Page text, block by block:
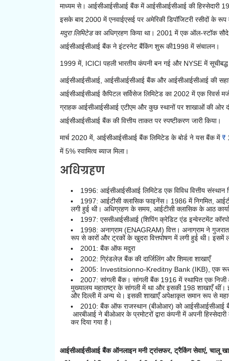
माध्यम से। आईसीआईसीआई बैंक में आईसीआईसीआई की हिस्सेदारी
इसके बाद 2000 मेंएनवाईएसईपरअमेरिकी डिपॉजिटरी रसीदों के
मदुरालिमिटेडका अधिग्रहण किया था। 2001 में एक ऑल-स्टॉक सौदे
आईसीआईसीआई बैंक ने इंटरनेट बैंकिंग शुरू की1998 में संचालन।
1999 में, ICICI पहली भारतीय कंपनी बन गई और NYSE में सूचीबद्ध
आईसीआईसीआई, आईसीआईसीआई बैंक और आईसीआईसीआई की
आईसीआईसीआई कैपिटल सर्विसेज लिमिटेड का 2002 में एकरिवर्स
ग्राहकआईसीआईसीआई एटीएम और कुछ स्थानों पर शाखाओं कीओर
आईसीआईसीआई बैंक की वित्तीय ताकत पर स्पष्टीकरण जारी किया।
मार्च 2020 में, आईसीआईसीआई बैंक लिमिटेड के बोर्ड ने यस बैंक में₹
में 5% स्वामित्व ब्याज मिला।
अधिग्रहण
1996: आईसीआईसीआई लिमिटेड एक विविध वित्तीय
1997: आईटीसी क्लासिक फाइनेंस। 1986 में निगमित,
लगी हुई थी। अधिग्रहण के समय, आईटीसी क्लासिक के आठ
1997: एससीआईसीआई (शिपिंग क्रेडिट एंड इन्वेस्टमेंट
1998: अनाग्राम (ENAGRAM) वित्त। अनाग्राम ने
रूप से कारों और ट्रकों के खुदरा वित्तपोषण में लगी हुई थी। इसमें
2001: बैंक ऑफ मदुरा
2002: ग्रिंडलेज़ बैंक कीदार्जिलिंगऔरशिमलाशाखाएँ
2005: Investitsionno-Kreditny Bank (IKB), एक
2007: सांगली बैंक। सांगली बैंक 1916 में स्थापित एक निजी
मुख्यालय महाराष्ट्रके सांगली में था और इसकी 198 शाखाएँ थीं।
और दिल्ली में अन्य थे। इसकी शाखाएँ अपेक्षाकृत समान रूप से
2010: बैंक ऑफ राजस्थान (बीओआर) को आईसीआईसीआई
आरबीआई ने बीओआर के प्रमोटरों द्वारा कंपनी में अपनी
कर दिया गया है।
आईसीआईसीआई बैंक ऑनलाइन मनी ट्रांसफर, ट्रैकिंग सेवाएं, चालू